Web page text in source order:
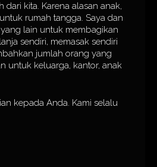
kita. Karena alasan anak,
rumah tangga. Saya dan
lain untuk membagikan
sendiri, memasak sendiri
jumlah orang yang
untuk keluarga, kantor, anak
kepada Anda. Kami selalu